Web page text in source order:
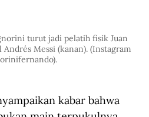
turut jadi pelatih fisik Juan
Messi (kanan). (Instagram
kabar bahwa